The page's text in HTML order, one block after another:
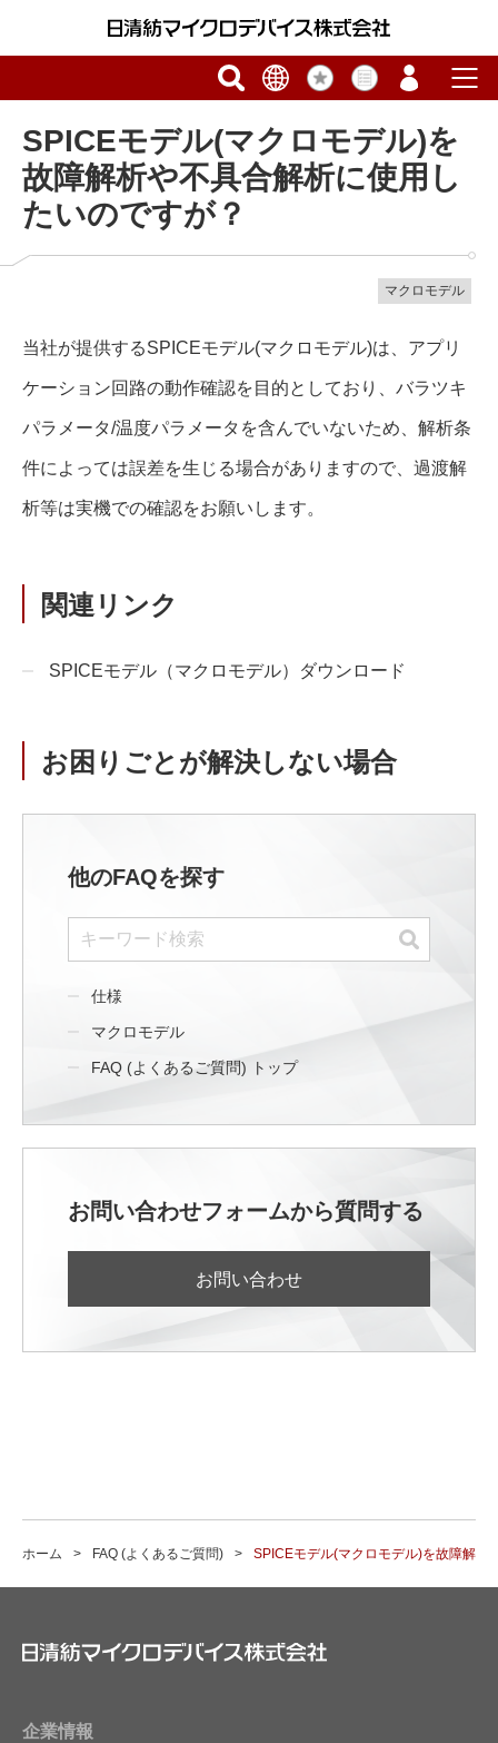
SPICEモデル(マクロモデル)を
故障解析や不具合解析に使用し
たいのですが？
マクロモデル
当社が提供するSPICEモデル(マクロモデル)は、アプリ
ケーション回路の動作確認を目的としており、バラツキ
パラメータ/温度パラメータを含んでいないため、解析条
件によっては誤差を生じる場合がありますので、過渡解
析等は実機での確認をお願いします。
関連リンク
SPICEモデル（マクロモデル）ダウンロード
お困りごとが解決しない場合
他のFAQを探す
仕様
マクロモデル
FAQ (よくあるご質問) トップ
お問い合わせフォームから質問する
お問い合わせ
ホーム FAQ (よくあるご質問) SPICEモデル(マクロモデル)を故障解析
企業情報